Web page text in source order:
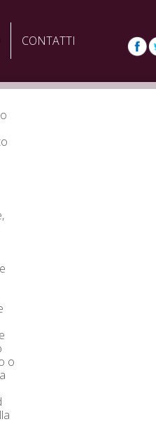
CONTATTI
o